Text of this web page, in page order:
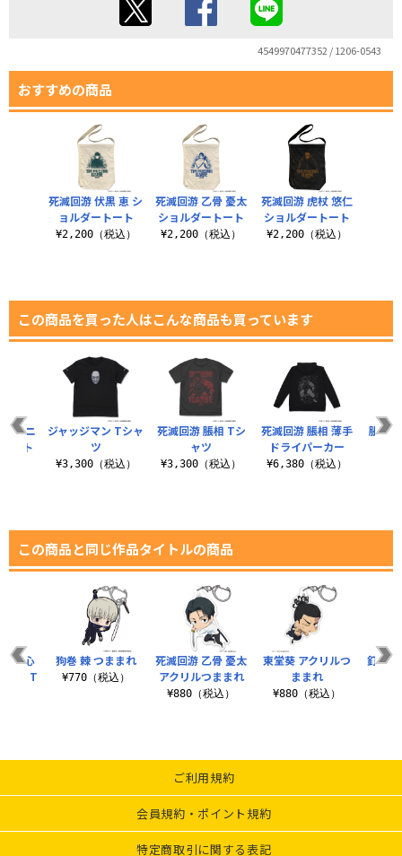
4549970477352 / 1206-0543
おすすめの商品
死滅回游 乙骨 憂太
ショルダートート
¥2,200（税込）
死滅回游 虎杖 悠仁
ショルダートート
¥2,200（税込）
死滅回游 伏黒 恵 シ
ョルダートート
¥2,200（税込）
この商品を買った人はこんな商品も買っています
死滅回游 脹相 Tシ
ャツ
¥3,300（税込）
死滅回游 脹相 薄手
ドライパーカー
¥6,380（税込）
脹相
ミニ
ット
ジャッジマン Tシャ
ツ
¥3,300（税込）
この商品と同じ作品タイトルの商品
死滅回游 乙骨 憂太
アクリルつままれ
¥880（税込）
東堂葵 アクリルつ
ままれ
¥880（税込）
釘崎
の心
？」T
狗巻 棘 つままれ
¥770（税込）
ご利用規約
会員規約・ポイント規約
特定商取引に関する表記